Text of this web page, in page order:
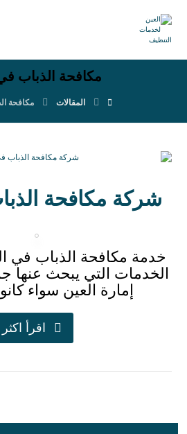
مكافحة الذباب
المقالات مكافحة
شركة مكافحة
خدمة مكافحة الذباب في
الخدمات التي يبحث عنها
إمارة العين سواء
اقرأ اكثر